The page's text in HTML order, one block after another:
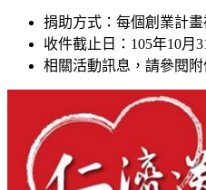
捐助方式：每個創業計
收件截止日：105年10月
相關活動訊息，請參閱附